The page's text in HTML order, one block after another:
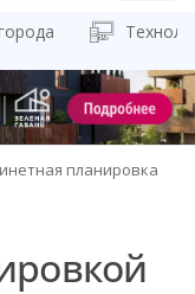
планировка